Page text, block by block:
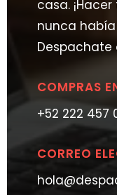
casa.
nunca
Despachate
COMPRAS
+52 222 457
CORREO